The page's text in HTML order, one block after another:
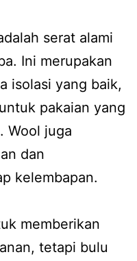
serat alami
Ini merupakan
isolasi yang baik,
pakaian yang
Wool juga
dan
kelembapan.
memberikan
tetapi bulu